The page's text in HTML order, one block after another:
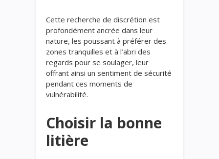
Cette recherche de discrétion est
profondément ancrée dans leur
nature, les poussant à préférer des
zones tranquilles et à l’abri des
regards pour se soulager, leur
offrant ainsi un sentiment de sécurité
pendant ces moments de
vulnérabilité.
Choisir la bonne
litière